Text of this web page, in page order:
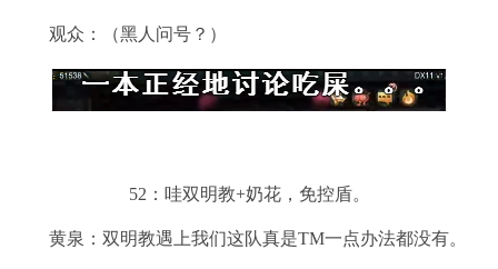
观众：（黑人问号？）
52：哇双明教+奶花，免控盾。
黄泉：双明教遇上我们这队真是TM一点办法都没有。